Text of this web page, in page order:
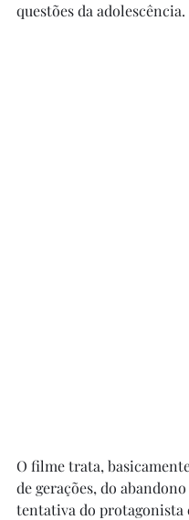
questões da adolescência.
O filme trata,
de gerações, do
tentativa do protagonista